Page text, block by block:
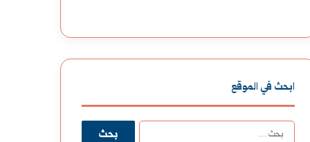
ابحث في الموقع
البحث